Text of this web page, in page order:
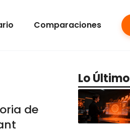
Comparaciones
de
Lo Último